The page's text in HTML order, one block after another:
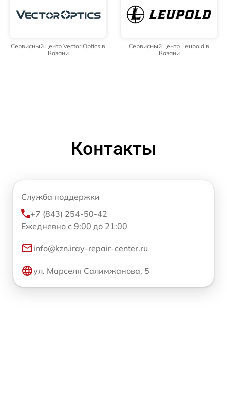
Сервисный центр Vector Optics в
Казани
Сервисный центр Leupold в
Казани
Контакты
Служба поддержки
+7 (843) 254-50-42
Ежедневно с 9:00 до 21:00
info@kzn.iray-repair-center.ru
ул. Марселя Салимжанова, 5